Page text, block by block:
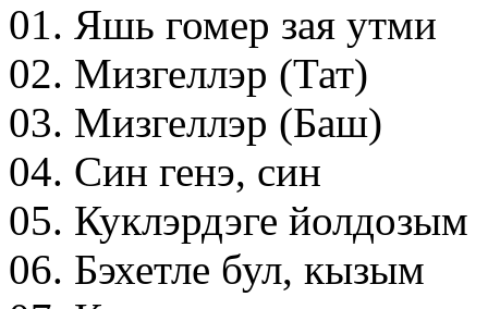
01. Яшь гомер зая утми
02. Мизгеллэр (Тат)
03. Мизгеллэр (Баш)
04. Син генэ, син
05. Куклэрдэге йолдозым
06. Бэхетле бул, кызым